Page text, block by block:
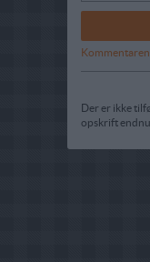
Der er ikke
opskrift endnu